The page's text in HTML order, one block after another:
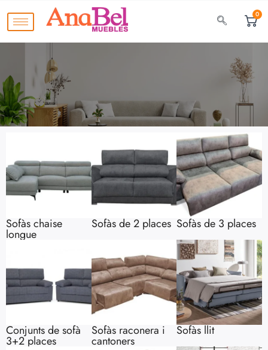
0
Sofàs chaise
longue
Sofàs de 2 places Sofàs de 3 places
Conjunts de sofà
3+2 places
Sofàs raconera i
cantoners
Sofàs llit